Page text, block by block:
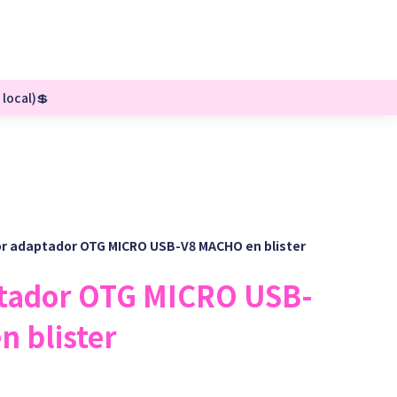
adaptador OTG MICRO USB-V8 MACHO en blister
OTG MICRO USB-
blister